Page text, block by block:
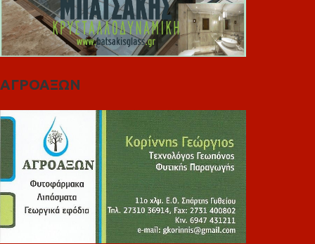
ΑΓΡΟΑΞΩΝ